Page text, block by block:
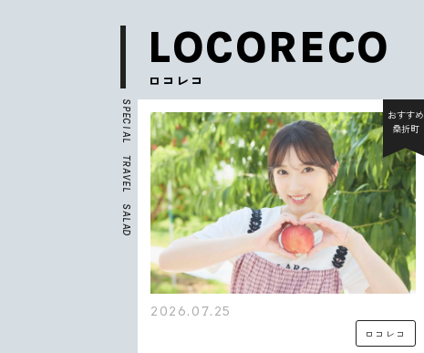
LOCORECO
ロコレコ
S
P
E
C
I
A
L
T
R
A
V
E
L
S
A
L
A
D
おすすめ
桑折町
2026.07.25
ロコレコ